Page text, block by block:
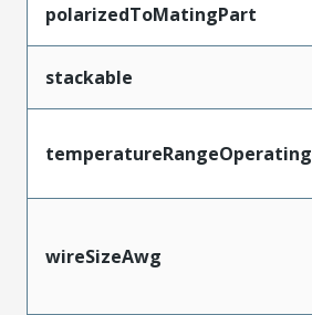
polarizedToMatingPart
stackable
temperatureRangeOperating
wireSizeAwg